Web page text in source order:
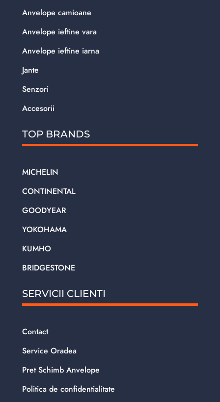
Anvelope camioane
Anvelope ieftine vara
Anvelope ieftine iarna
Jante
Senzori
Accesorii
TOP BRANDS
MICHELIN
CONTINENTAL
GOODYEAR
YOKOHAMA
KUMHO
BRIDGESTONE
SERVICII CLIENTI
Contact
Service Oradea
Pret Schimb Anvelope
Politica de confidentialitate